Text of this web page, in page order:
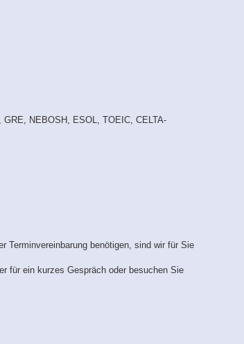
NEBOSH, ESOL, TOEIC, CELTA-
Terminvereinbarung benötigen, sind wir für Sie
für ein kurzes Gespräch oder besuchen Sie